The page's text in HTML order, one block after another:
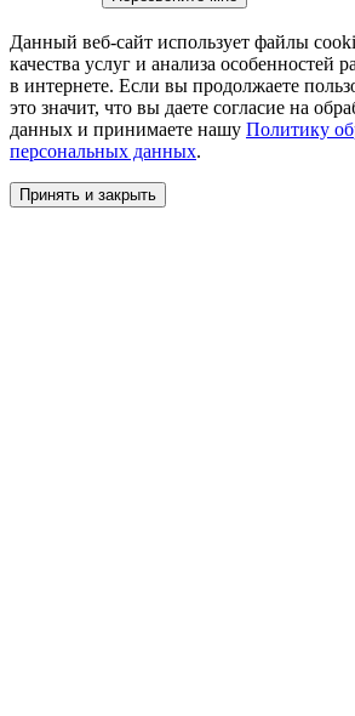
Данный веб-сайт использует файлы
качества услуг и анализа особенностей
в интернете. Если вы продолжаете
это значит, что вы даете cогласие на
данных и принимаете нашу Политику
персональных данных.
Принять и закрыть